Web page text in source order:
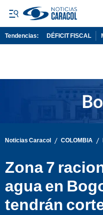
Tendencias: DÉFICIT FISCAL
Noticias Caracol / COLOMBIA /
Zona 7
agua en
tendrán